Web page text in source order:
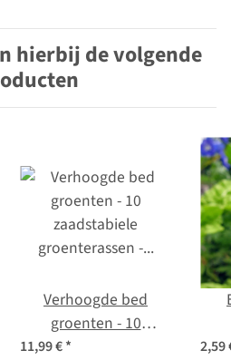
hierbij de volgende
Verhoogde bed
groenten - 10
zaadstabiele
11,99 €* 2,59